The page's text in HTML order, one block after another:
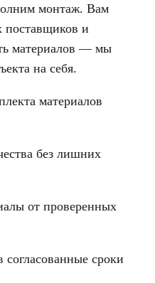
монтаж. Вам
поставщиков и
материалов — мы
на себя.
материалов
без лишних
от проверенных
согласованные сроки